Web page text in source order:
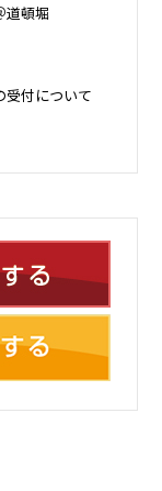
道頓堀
受付について